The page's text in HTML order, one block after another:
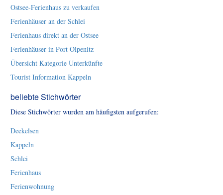
Ostsee-Ferienhaus zu verkaufen
Ferienhäuser an der Schlei
Ferienhaus direkt an der Ostsee
Ferienhäuser in Port Olpenitz
Übersicht Kategorie Unterkünfte
Tourist Information Kappeln
beliebte Stichwörter
Diese Stichwörter wurden am häufigsten aufgerufen:
Deekelsen
Kappeln
Schlei
Ferienhaus
Ferienwohnung